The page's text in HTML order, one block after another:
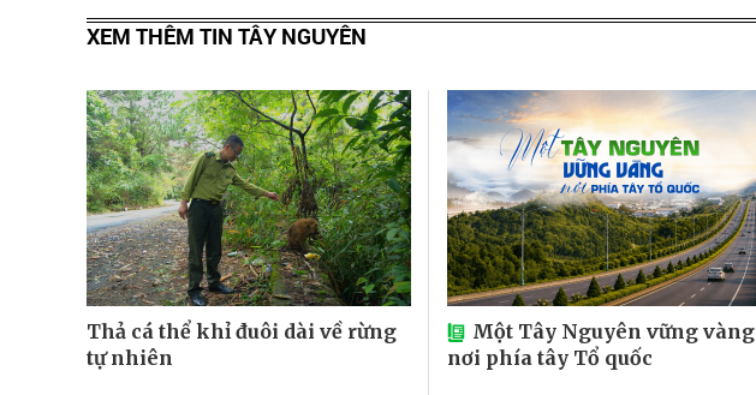
XEM THÊM TIN TÂY NGUYÊN
Thả cá thể khỉ đuôi dài về rừng
tự nhiên
Một Tây Nguyên vững vàng
nơi phía tây Tổ quốc